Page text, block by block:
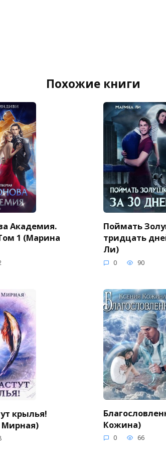
Похожие книги
Академия.
1 (Марина
Поймать
тридцать
Ли)
0 90
крылья!
Мирная)
Кожина)
0 66